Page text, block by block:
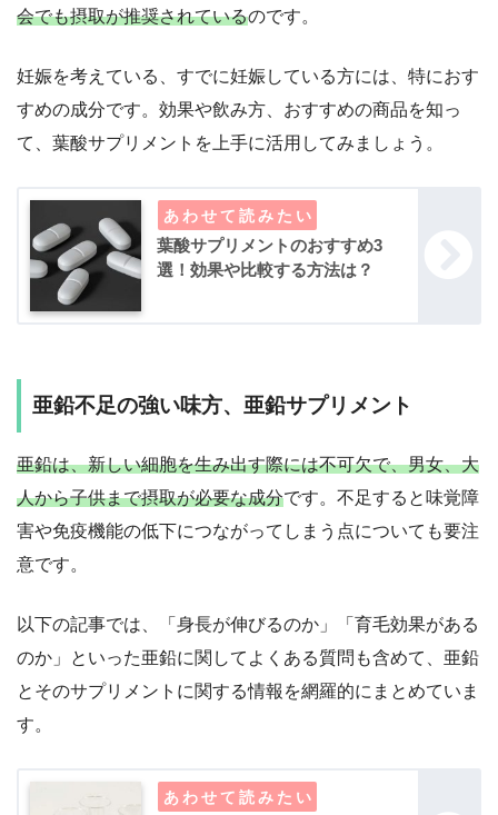
会でも摂取が推奨されているのです。
妊娠を考えている、すでに妊娠している方には、特におす
すめの成分です。効果や飲み方、おすすめの商品を知っ
て、葉酸サプリメントを上手に活用してみましょう。
葉酸サプリメントのおすすめ3
選！効果や比較する方法は？
亜鉛不足の強い味方、亜鉛サプリメント
亜鉛は、新しい細胞を生み出す際には不可欠で、男女、大
人から子供まで摂取が必要な成分です。不足すると味覚障
害や免疫機能の低下につながってしまう点についても要注
意です。
以下の記事では、「身長が伸びるのか」「育毛効果がある
のか」といった亜鉛に関してよくある質問も含めて、亜鉛
とそのサプリメントに関する情報を網羅的にまとめていま
す。